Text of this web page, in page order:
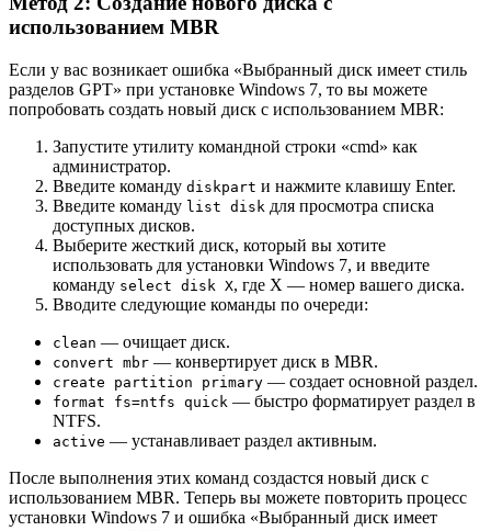
использованием MBR
Если у вас возникает ошибка «Выбранный диск имеет стиль
разделов GPT» при установке Windows 7, то вы можете
попробовать создать новый диск с использованием MBR:
Запустите утилиту командной строки «cmd» как
администратор.
Введите команду diskpart и нажмите клавишу Enter.
Введите команду list disk для просмотра списка
доступных дисков.
Выберите жесткий диск, который вы хотите
использовать для установки Windows 7, и введите
команду select disk X, где X — номер вашего диска.
Вводите следующие команды по очереди:
clean — очищает диск.
convert mbr — конвертирует диск в MBR.
create partition primary — создает основной раздел.
format fs=ntfs quick — быстро форматирует раздел в
NTFS.
active — устанавливает раздел активным.
После выполнения этих команд создастся новый диск с
использованием MBR. Теперь вы можете повторить процесс
установки Windows 7 и ошибка «Выбранный диск имеет